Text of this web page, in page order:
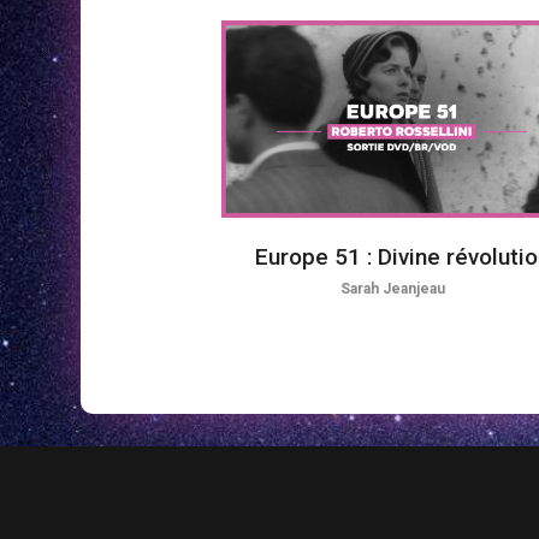
Europe 51 : Divine
Sarah Jeanjeau